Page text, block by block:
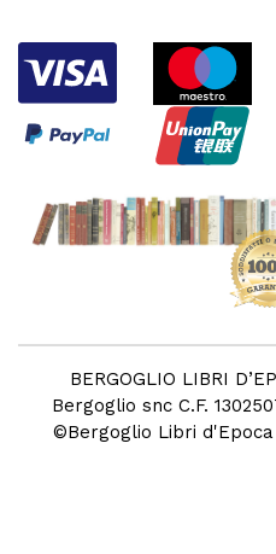
BERGOGLIO LIBRI
Bergoglio snc C.F.
©Bergoglio Libri d'Epoca